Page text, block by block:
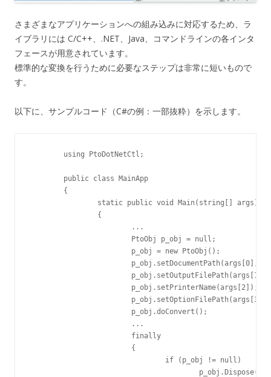
さまざまなアプリケーションへの組み込みに対応するため、ラ
イブラリには C/C++、.NET、Java、コマンドラインの各インタ
フェースが用意されています。
標準的な変換を行うために必要なステップは非常に短いもので
す。
以下に、サンプルコード（C#の例：一部抜粋）を示します。